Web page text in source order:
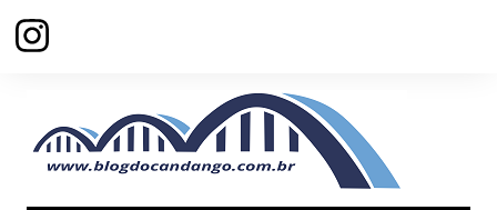
para